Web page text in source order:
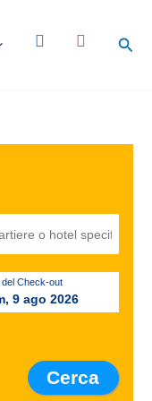
del Check-out
9 ago 2026